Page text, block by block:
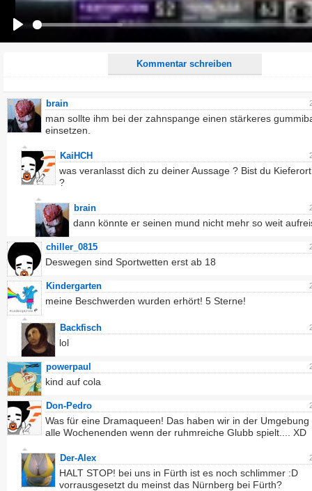
Kommentar schreiben
Ich möchte eine E-Mail, wenn zu meinem Kommentar Antworten erscheinen.
Ich möchte eine E-Mail, wenn auf dieser Seite weitere Kommentare erscheinen.
brain
man sollte ihm bei der zahnspange einen stärkeres
einsetzen.
KaiHCH
was veranlasst dich zu deiner Aussage ? Bist du
?
brain
dann könnte er seinen mund nicht mehr so weit
chiller_0815
Deswegen sind Sportwetten erst ab 18
Kindergarten
meine Beschwerden wurden erhört! 5 Sterne!
Backfisch
lol
powerpaul
kind auf cola
Don-Pedro
Was für eine Dramaqueen! Das haben wir in der Umgebung
alle Wochenenden wenn der ruhmreiche Glubb spielt.... XD
Der-Alex
HALT STOP! bei uns in Fürth ist es noch schlimmer :D
vorrausgesetzt du meinst das Nürnberg bei Fürth?